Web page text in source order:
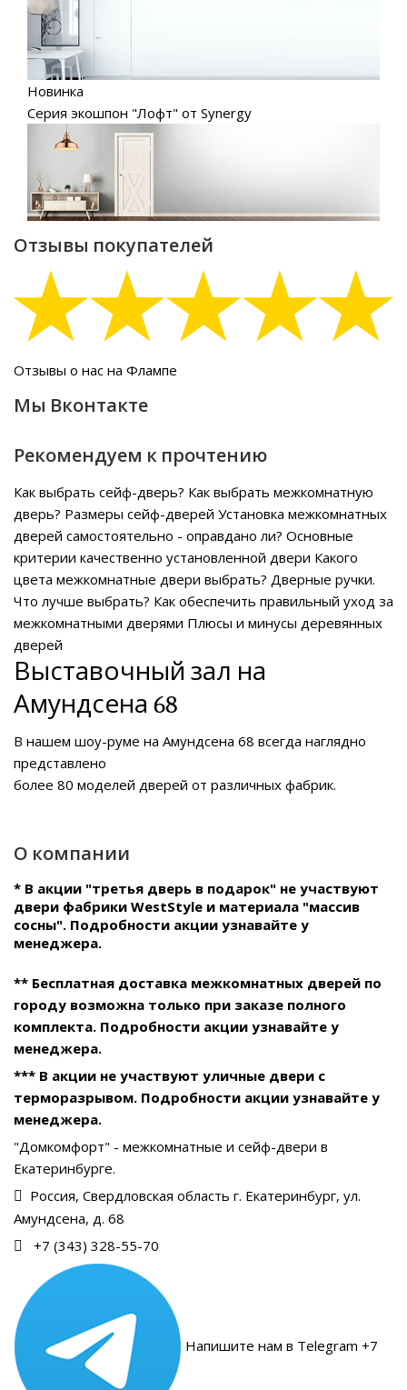
Новинка
Серия экошпон "Лофт" от Synergy
Отзывы покупателей
Отзывы о нас на Флампе
Мы Вконтакте
Рекомендуем к прочтению
Как выбрать сейф-дверь? Как выбрать межкомнатную
дверь? Размеры сейф-дверей Установка межкомнатных
дверей самостоятельно - оправдано ли? Основные
критерии качественно установленной двери Какого
цвета межкомнатные двери выбрать? Дверные ручки.
Что лучше выбрать? Как обеспечить правильный уход за
межкомнатными дверями Плюсы и минусы деревянных
дверей
Выставочный зал на
Амундсена 68
В нашем шоу-руме на Амундсена 68 всегда наглядно
представлено
более 80 моделей дверей от различных фабрик.
О компании
* В акции "третья дверь в подарок" не участвуют
двери фабрики WestStyle и материала "массив
сосны". Подробности акции узнавайте у
менеджера.
** Бесплатная доставка межкомнатных дверей по
городу возможна только при заказе полного
комплекта. Подробности акции узнавайте у
менеджера.
*** В акции не участвуют уличные двери с
терморазрывом. Подробности акции узнавайте у
менеджера.
"Домкомфорт" - межкомнатные и сейф-двери в
Екатеринбурге.
Россия, Свердловская область г. Екатеринбург, ул.
Амундсена, д. 68
+7 (343) 328-55-70
Напишите нам в Telegram +7